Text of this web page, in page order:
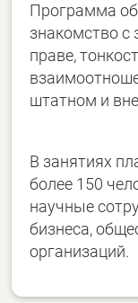
Программа
знакомство
праве,
штатном и
В занятиях
более 150
научные
бизнеса,
организаций.